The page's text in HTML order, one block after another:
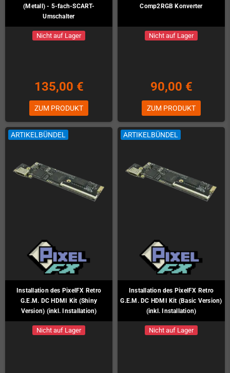
(Metall) - 5-fach-SCART-
Umschalter
Nicht auf Lager
135,00 €
ZUM PRODUKT
Comp2RGB Konverter
Nicht auf Lager
90,00 €
ZUM PRODUKT
ARTIKELBÜNDEL
Installation des PixelFX Retro
G.E.M. DC HDMI Kit (Shiny
Version) (inkl. Installation)
Nicht auf Lager
ARTIKELBÜNDEL
Installation des PixelFX Retro
G.E.M. DC HDMI Kit (Basic Version)
(inkl. Installation)
Nicht auf Lager